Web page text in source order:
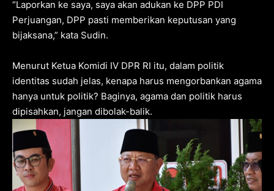
“Laporkan ke saya, saya akan adukan ke DPP PDI
Perjuangan, DPP pasti memberikan keputusan yang
bijaksana,” kata Sudin.
Menurut Ketua Komidi IV DPR RI itu, dalam politik
identitas sudah jelas, kenapa harus mengorbankan agama
hanya untuk politik? Baginya, agama dan politik harus
dipisahkan, jangan dibolak-balik.